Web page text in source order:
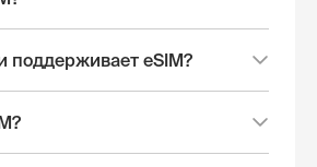
поддерживает eSIM?